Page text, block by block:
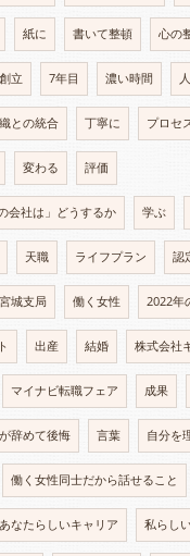
紙に 書いて整頓 心の
創立 7年目 濃い時間
との統合 丁寧に プロセ
変わる 評価
会社は」どうするか 学ぶ
天職 ライフプラン 認
宮城支局 働く女性 2022年
出産 結婚 株式会社
マイナビ転職フェア 成果
辞めて後悔 言葉 自分を
働く女性同士だから話せること
あなたらしいキャリア 私らし